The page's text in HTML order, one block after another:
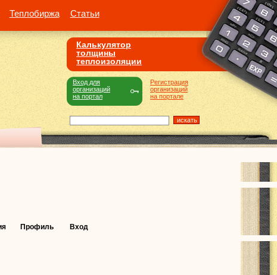
Теплобиржа Статьи
Калькулятор
толщины
теплоизоляции
Регистрация
организаций
на портале
Вход для
организаций
на портал
Профиль Вход